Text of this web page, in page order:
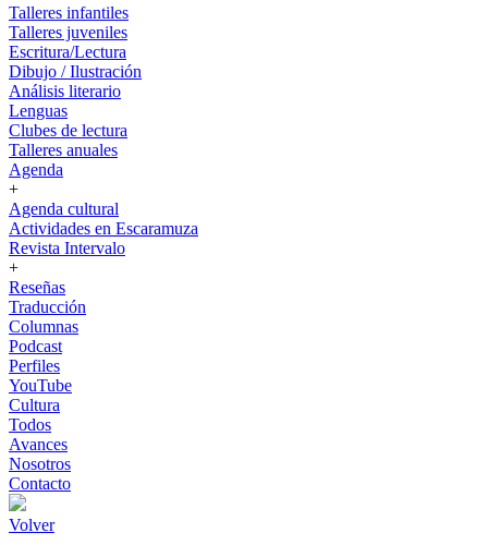
Talleres infantiles
Talleres juveniles
Escritura/Lectura
Dibujo / Ilustración
Análisis literario
Lenguas
Clubes de lectura
Talleres anuales
Agenda
+
Agenda cultural
Actividades en Escaramuza
Revista Intervalo
+
Reseñas
Traducción
Columnas
Podcast
Perfiles
YouTube
Cultura
Todos
Avances
Nosotros
Contacto
Volver